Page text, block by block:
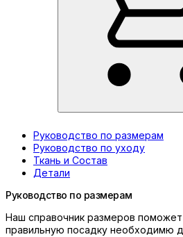
Руководство по размерам
Руководство по уходу
Ткань и Состав
Детали
Руководство по размерам
Наш справочник размеров
правильную посадку необходимю